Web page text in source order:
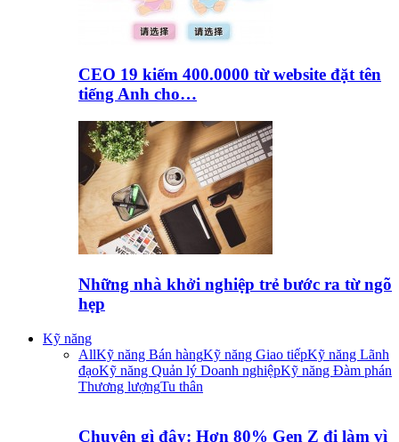
CEO 19 kiếm 400.0000 từ website đặt tên
tiếng Anh cho…
Những nhà khởi nghiệp trẻ bước ra từ ngõ
hẹp
Kỹ năng
AllKỹ năng Bán hàngKỹ năng Giao tiếpKỹ năng Lãnh
đạoKỹ năng Quản lý Doanh nghiệpKỹ năng Đàm phán
Thương lượngTu thân
Chuyện gì đây: Hơn 80% Gen Z đi làm vì